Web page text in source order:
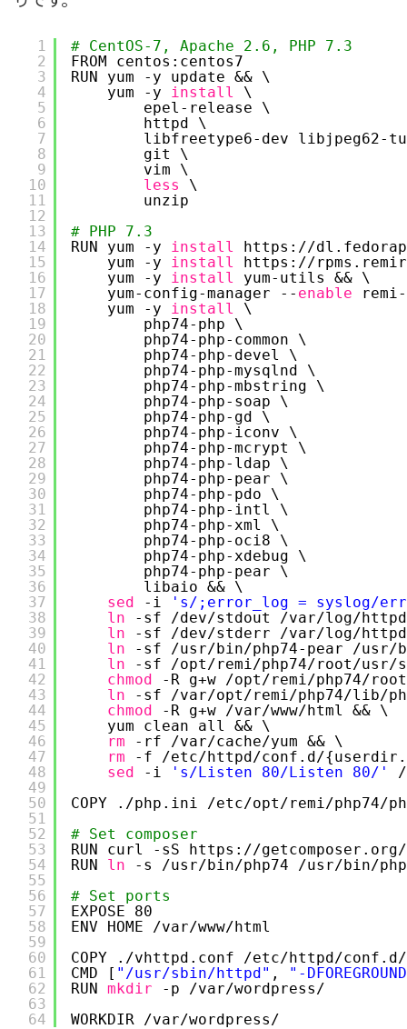
1
2
3
4
5
6
7
8
9
10
11
12
13
14
15
16
17
18
19
20
21
22
23
24
25
26
27
28
29
30
31
32
33
34
35
36
37
38
39
40
41
42
43
44
45
46
47
48
49
50
51
52
53
54
55
56
57
58
59
60
61
62
63
64
# CentOS-7, Apache 2.6, PHP 7.3
FROM centos:centos7
RUN yum -y update && \
yum -y install
\
epel-release \
httpd \
libfreetype6-dev libjpeg62-
git \
vim \
less
\
unzip
# PHP 7.3
RUN yum -y install https: //dl
yum -y install https: //rpms
yum -y install
yum-utils && \
yum-config-manager -- enable
yum -y install
\
php74-php \
php74-php-common \
php74-php-devel \
php74-php-mysqlnd \
php74-php-mbstring \
php74-php-soap \
php74-php-gd \
php74-php-iconv \
php74-php-mcrypt \
php74-php-ldap \
php74-php-pear \
php74-php-pdo \
php74-php-intl \
php74-php-xml \
php74-php-oci8 \
php74-php-xdebug \
php74-php-pear \
libaio && \
sed
-i
's/;error_log = syslog/
ln
-sf /dev/stdout
/var/log/
ln
-sf /dev/stderr
/var/log/
ln
-sf /usr/bin/php74-pear
/usr/
ln
-sf /opt/remi/php74/root/usr/
chmod
-R g+w /opt/remi/php74/
ln
-sf /var/opt/remi/php74/lib/
chmod
-R g+w /var/www/html
&& \
yum clean all && \
rm
-rf /var/cache/yum && \
rm
-f /etc/httpd/conf .d/
sed
-i 's/Listen 80/Listen 80/'
COPY . /php .ini /etc/opt/remi/php74/
# Set composer
RUN curl -sS https: //getcomposer .org
RUN ln -s /usr/bin/php74
/usr/bin/php
# Set ports
EXPOSE 80
ENV HOME /var/www/html
COPY . /vhttpd .conf /etc/httpd/conf .d
CMD [ "/usr/sbin/httpd" ,
"-
RUN mkdir -p /var/wordpress/
WORKDIR /var/wordpress/